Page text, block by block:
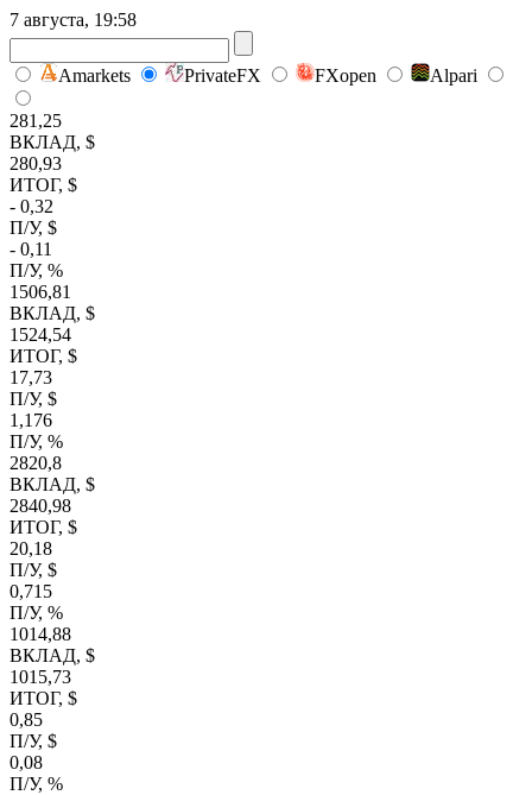
7 августа, 19:58
Amarkets PrivateFX FXopen Alpari
281,25
ВКЛАД, $
280,93
ИТОГ, $
- 0,32
П/У, $
- 0,11
П/У, %
1506,81
ВКЛАД, $
1524,54
ИТОГ, $
17,73
П/У, $
1,176
П/У, %
2820,8
ВКЛАД, $
2840,98
ИТОГ, $
20,18
П/У, $
0,715
П/У, %
1014,88
ВКЛАД, $
1015,73
ИТОГ, $
0,85
П/У, $
0,08
П/У, %